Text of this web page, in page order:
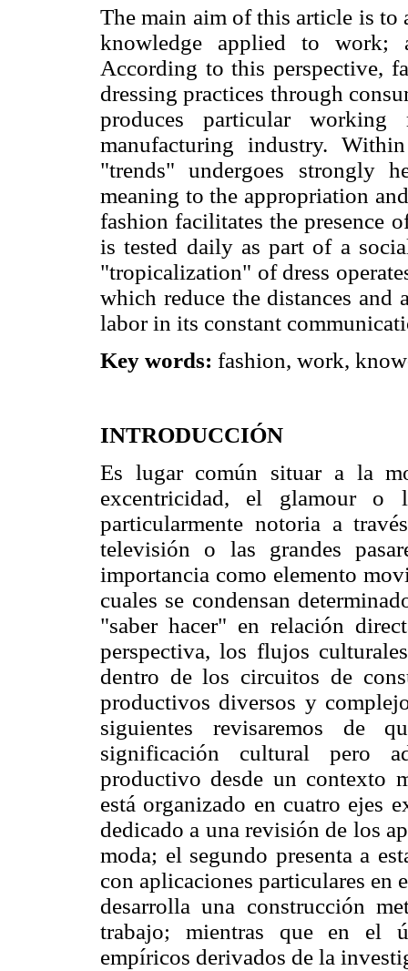
The main aim of this article is to
knowledge applied to work;
According to this perspective,
dressing practices through
produces particular
manufacturing industry.
"trends" undergoes strongly
meaning to the appropriation
fashion facilitates the presence
is tested daily as part of a
"tropicalization" of dress
which reduce the distances and
labor in its constant
Key words: fashion, work,
INTRODUCCIÓN
Es lugar común situar a la
excentricidad, el glamour o
particularmente notoria a
televisión o las grandes
importancia como elemento
cuales se condensan
"saber hacer" en relación
perspectiva, los flujos
dentro de los circuitos de
productivos diversos y
siguientes revisaremos de
significación cultural pero
productivo desde un contexto
está organizado en cuatro ejes
dedicado a una revisión de los
moda; el segundo presenta a
con aplicaciones particulares en
desarrolla una construcción
trabajo; mientras que en el
empíricos derivados de la